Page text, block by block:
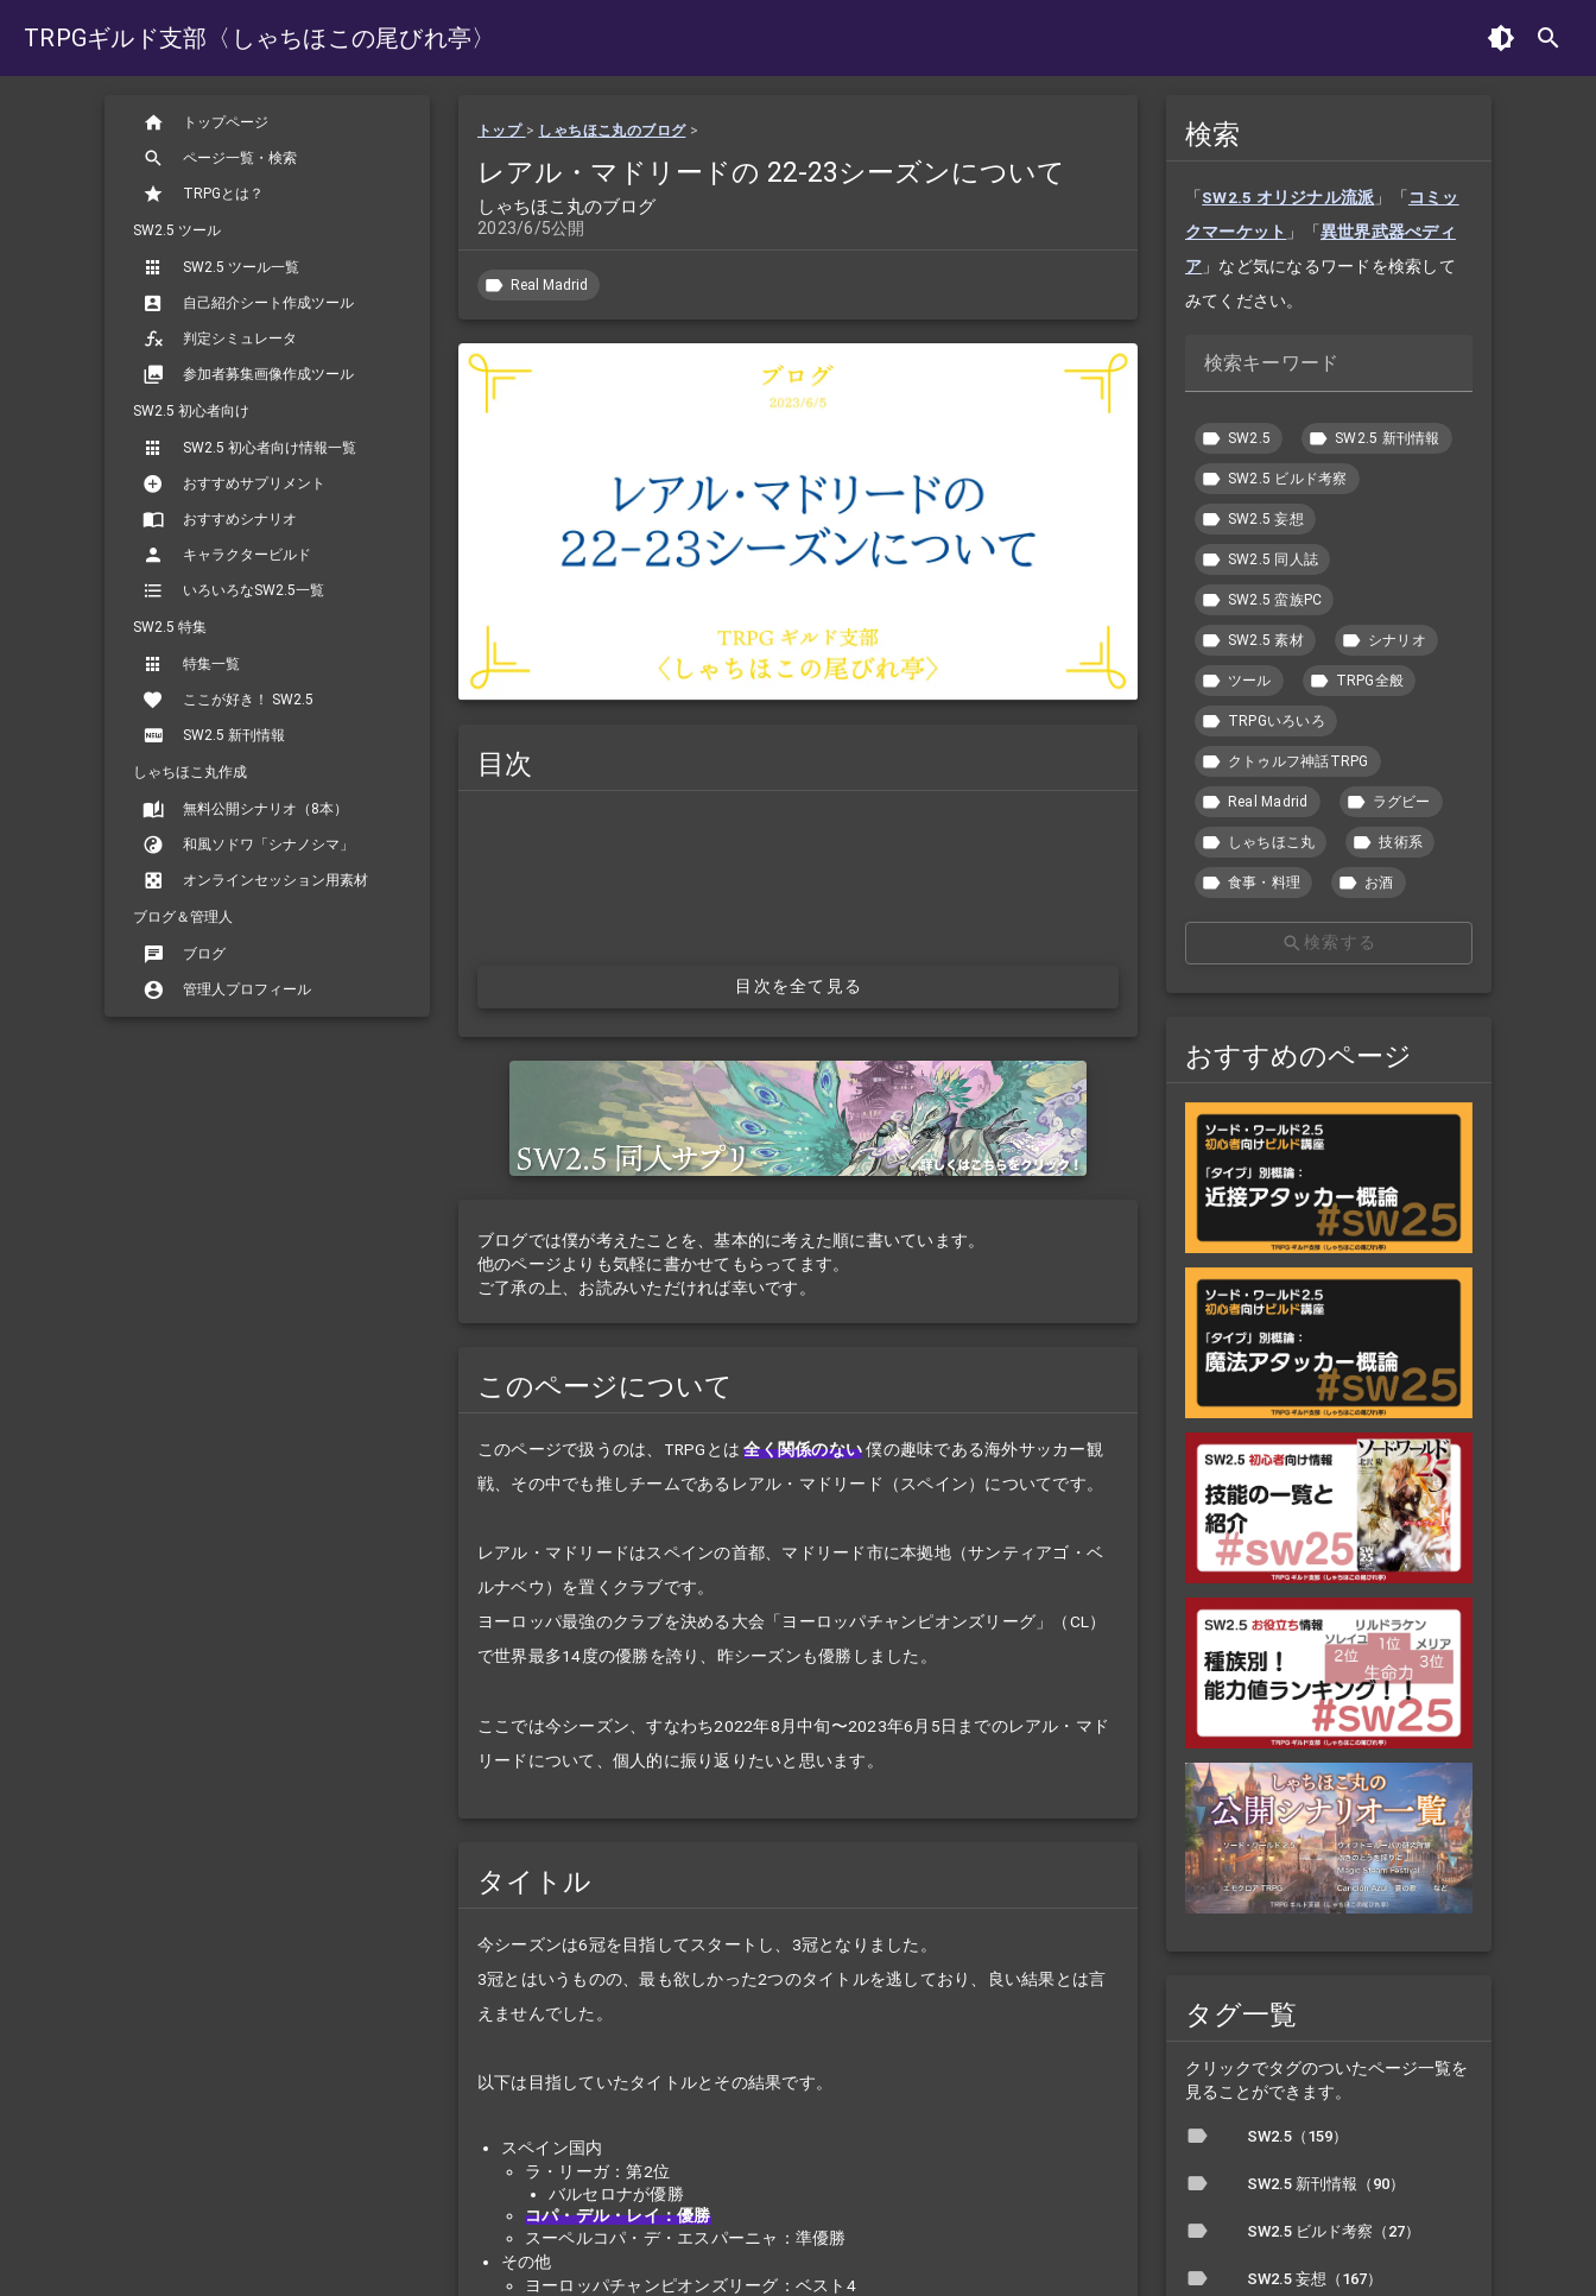
TRPGギルド支部 〈しゃちほこの尾びれ亭〉
トップページ
ページ一覧・検索
TRPGとは？
SW2.5 ツール
SW2.5 ツール一覧
自己紹介シート作成ツール
判定シミュレータ
参加者募集画像作成ツール
SW2.5 初心者向け
SW2.5 初心者向け情報一覧
おすすめサプリメント
おすすめシナリオ
キャラクタービルド
いろいろなSW2.5一覧
SW2.5 特集
特集一覧
ここが好き！ SW2.5
SW2.5 新刊情報
しゃちほこ丸作成
無料公開シナリオ（8本）
和風ソドワ「シナノシマ」
オンラインセッション用素材
ブログ＆管理人
ブログ
管理人プロフィール
トップ > しゃちほこ丸のブログ>
レアル・マドリードの 22-23シーズンについて
しゃちほこ丸のブログ
2023/6/5公開
Real Madrid
目次
目次を全て見る
ブログでは僕が考えたことを、基本的に考えた順に書いています。
他のページよりも気軽に書かせてもらってます。
ご了承の上、お読みいただければ幸いです。
このページについて
このページで扱うのは、TRPGとは 全く関係のない 僕の趣味である海外サッカー観
戦、その中でも推しチームであるレアル・マドリード（スペイン）についてです。
レアル・マドリードはスペインの首都、マドリード市に本拠地（サンティアゴ・ベ
ルナベウ）を置くクラブです。
ヨーロッパ最強のクラブを決める大会「ヨーロッパチャンピオンズリーグ」（CL）
で世界最多14度の優勝を誇り、昨シーズンも優勝しました。
ここでは今シーズン、すなわち2022年8月中旬〜2023年6月5日までのレアル・マド
リードについて、個人的に振り返りたいと思います。
タイトル
今シーズンは6冠を目指してスタートし、3冠となりました。
3冠とはいうものの、最も欲しかった2つのタイトルを逃しており、良い結果とは言
えませんでした。
以下は目指していたタイトルとその結果です。
スペイン国内
ラ・リーガ：第2位
バルセロナが優勝
コパ・デル・レイ：優勝
スーペルコパ・デ・エスパーニャ：準優勝
その他
ヨーロッパチャンピオンズリーグ：ベスト4
検索
「 SW2.5 オリジナル流派 」「 コミッ
クマーケット 」「 異世界武器ぺディ
ア 」など気になるワードを検索して
みてください。
検索キーワード
SW2.5 SW2.5 新刊情報
SW2.5 ビルド考察
SW2.5 妄想
SW2.5 同人誌
SW2.5 蛮族PC
SW2.5 素材 シナリオ
ツール TRPG全般
TRPGいろいろ
クトゥルフ神話TRPG
Real Madrid ラグビー
しゃちほこ丸 技術系
食事・料理 お酒
検索する
おすすめのページ
タグ一覧
クリックでタグのついたページ一覧を
見ることができます。
SW2.5（159）
SW2.5 新刊情報（90）
SW2.5 ビルド考察（27）
SW2.5 妄想（167）